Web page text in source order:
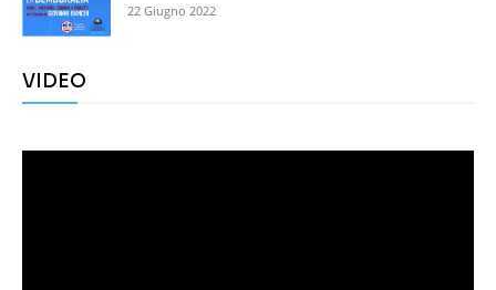
22 Giugno 2022
VIDEO